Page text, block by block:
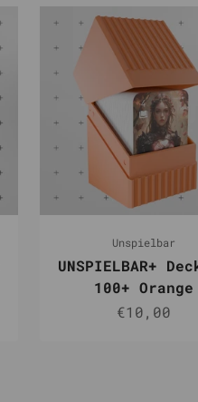
Unspielbar
UNSPIELBAR+
100+ Orange
Angebot
€10,00